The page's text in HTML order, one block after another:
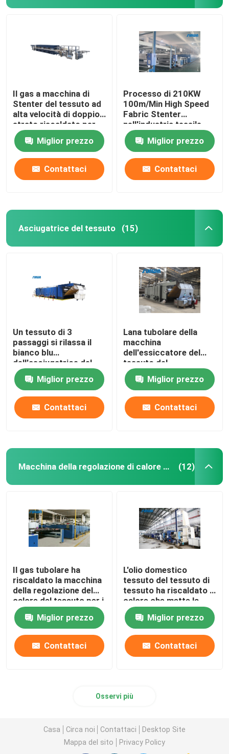
Il gas a macchina di
Stenter del tessuto ad
alta velocità di doppio
strato riscaldato per
tricotta il tessuto
Miglior prezzo
Contattaci
Processo di 210KW
100m/Min High Speed
Fabric Stenter
nell'industria tessile
2800mm
Miglior prezzo
Contattaci
Asciugatrice del tessuto (15)
Un tessuto di 3
passaggi si rilassa il
bianco blu
dell'asciugatrice del
tessuto
dell'essiccatore
Miglior prezzo
Contattaci
Lana tubolare della
macchina
dell'essiccatore del
tessuto del
riscaldamento a gas
pre asciugatrice
50m/Min
Miglior prezzo
Contattaci
Macchina della regolazione di calore del tessuto (12)
Il gas tubolare ha
riscaldato la macchina
della regolazione del
calore del tessuto per i
tessuti
dell'asciugamano
2200mm
Miglior prezzo
Contattaci
L'olio domestico
tessuto del tessuto di
tessuto ha riscaldato il
calore che mette la
macchina di finitura di
StenterMiglior prezzo
Contattaci
Osservi più
Casa Circa noi Contattaci
Desktop Site
Mappa del sito
Privacy Policy